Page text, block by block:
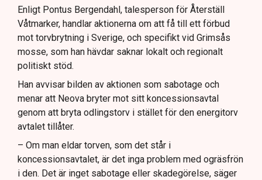
Enligt Pontus Bergendahl, talesperson för Återställ
Våtmarker, handlar aktionerna om att få till ett förbud
mot torvbrytning i Sverige, och specifikt vid Grimsås
mosse, som han hävdar saknar lokalt och regionalt
politiskt stöd.
Han avvisar bilden av aktionen som sabotage och
menar att Neova bryter mot sitt koncessionsavtal
genom att bryta odlingstorv i stället för den energitorv
avtalet tillåter.
– Om man eldar torven, som det står i
koncessionsavtalet, är det inga problem med ogräsfrön
i den. Det är inget sabotage eller skadegörelse, säger